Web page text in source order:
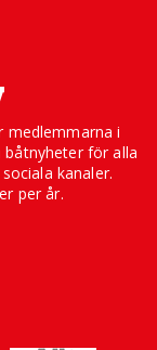
medlemmarna i
båtnyheter för alla
kanaler.
per år.